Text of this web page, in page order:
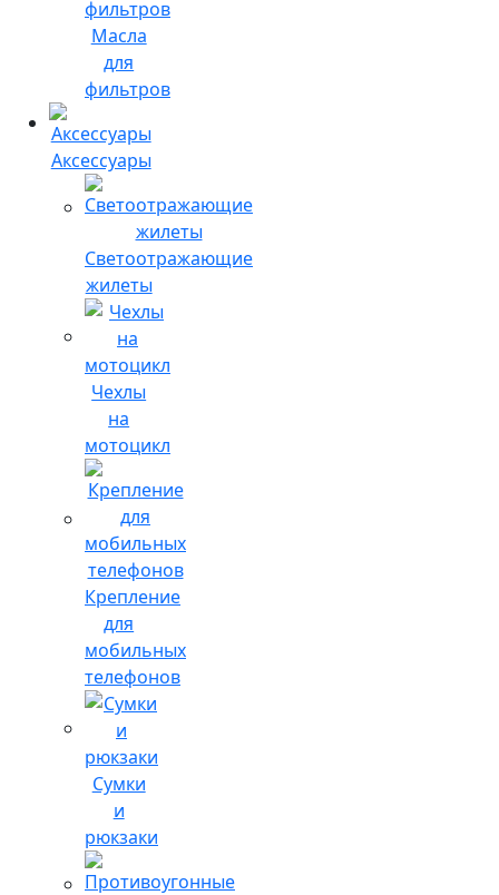
Масла
для
фильтров
Аксессуары
Светоотражающие
жилеты
Чехлы
на
мотоцикл
Крепление
для
мобильных
телефонов
Сумки
и
рюкзаки